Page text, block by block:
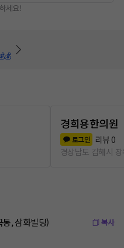
세요!
경희용한의원
로그인 리뷰 0
경상남도 김해시
, 삼화빌딩) 복사